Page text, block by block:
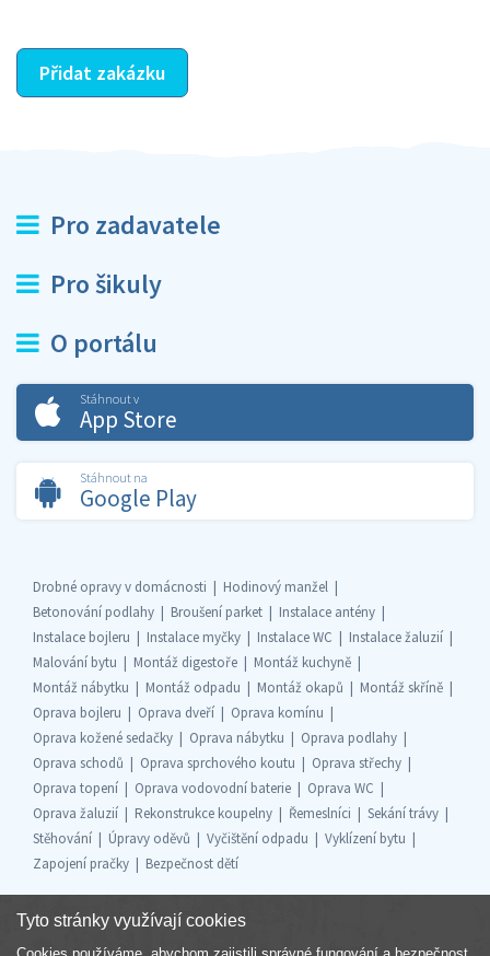
Přidat zakázku
Pro zadavatele
Pro šikuly
O portálu
Stáhnout v
App Store
Stáhnout na
Google Play
Drobné opravy v domácnosti
Hodinový manžel
Betonování podlahy
Broušení parket
Instalace antény
Instalace bojleru
Instalace myčky Instalace WC
Instalace žaluzií
Malování bytu
Montáž digestoře
Montáž kuchyně
Montáž nábytku
Montáž odpadu Montáž okapů
Montáž skříně
Oprava bojleru
Oprava dveří
Oprava komínu
Oprava kožené sedačky
Oprava nábytku
Oprava podlahy
Oprava schodů
Oprava sprchového koutu
Oprava střechy
Oprava topení
Oprava vodovodní baterie
Oprava WC
Oprava žaluzií
Rekonstrukce koupelny Řemeslníci
Sekání trávy
Stěhování
Úpravy oděvů Vyčištění odpadu
Vyklízení bytu
Zapojení pračky
Bezpečnost dětí
Tyto stránky využívají cookies